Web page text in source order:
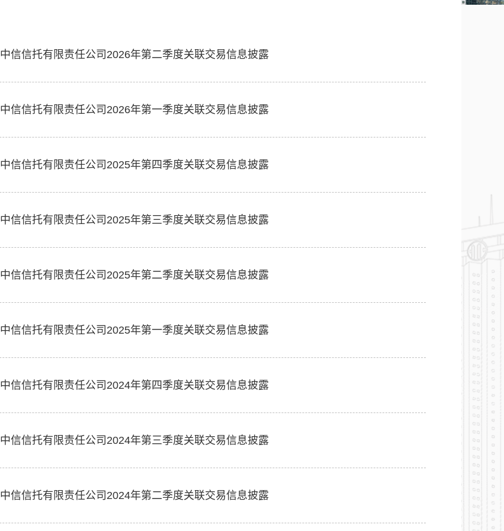
中信信托有限责任公司2026年第二季度关联交易信息披露
中信信托有限责任公司2026年第一季度关联交易信息披露
中信信托有限责任公司2025年第四季度关联交易信息披露
中信信托有限责任公司2025年第三季度关联交易信息披露
中信信托有限责任公司2025年第二季度关联交易信息披露
中信信托有限责任公司2025年第一季度关联交易信息披露
中信信托有限责任公司2024年第四季度关联交易信息披露
中信信托有限责任公司2024年第三季度关联交易信息披露
中信信托有限责任公司2024年第二季度关联交易信息披露